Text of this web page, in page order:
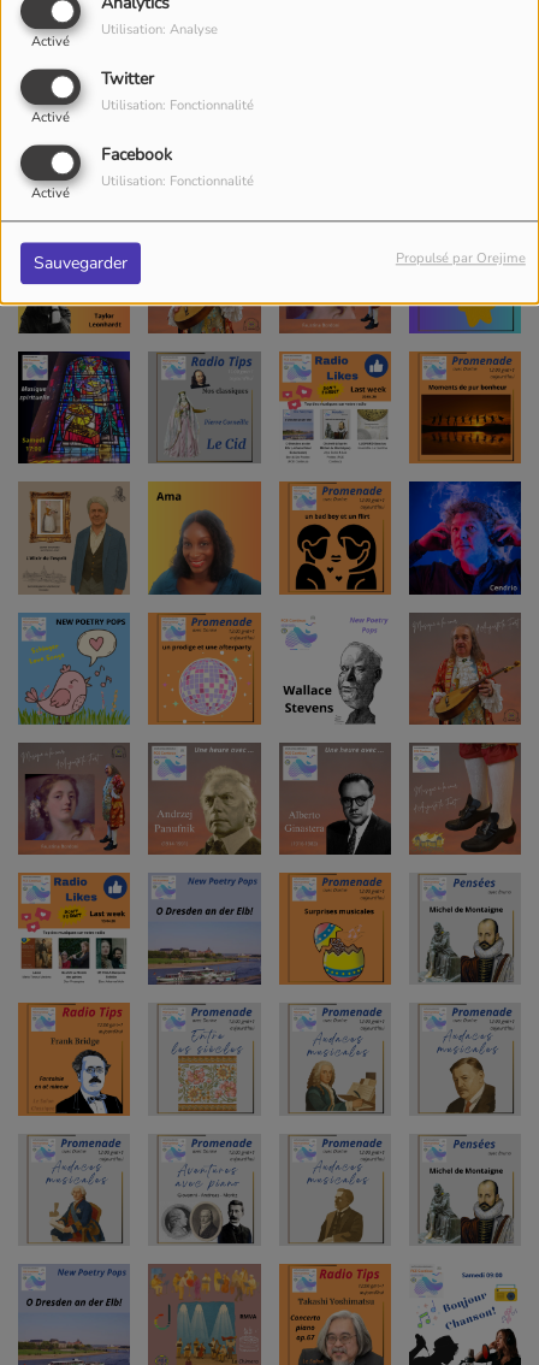
Activé
Utilisation: Analyse
Twitter
Activé
Utilisation: Fonctionnalité
Facebook
Activé
Utilisation: Fonctionnalité
Sauvegarder Propulsé par Orejime